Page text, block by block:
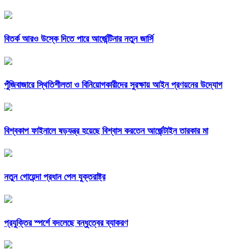
বিতর্ক আরও উস্কে দিতে পারে আর্জেন্টিনার নতুন জার্সি
পুঁজিবাজারে স্থিতিশীলতা ও বিনিয়োগকারীদের সুরক্ষায় আইন প্রণয়নের উদ্যোগ
বিশ্বকাপ ফাইনালে ষড়যন্ত্র হয়েছে বিশ্বাস করতেন আর্জেন্টাইন তারকার মা
নতুন গোয়েন্দা প্রধান পেল যুক্তরাষ্ট্র
প্রযুক্তির স্পর্শে বদলেছে বন্ধুত্বের ব্যাকরণ